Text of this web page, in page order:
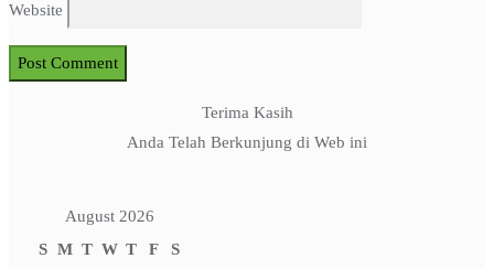
Website
Terima Kasih
Anda Telah Berkunjung di Web ini
August 2026
S M T W T F
S